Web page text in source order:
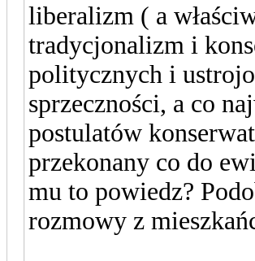
liberalizm ( a
tradycjonalizm i
politycznych i
sprzeczności, a co
postulatów
przekonany co do
mu to powiedz?
rozmowy z